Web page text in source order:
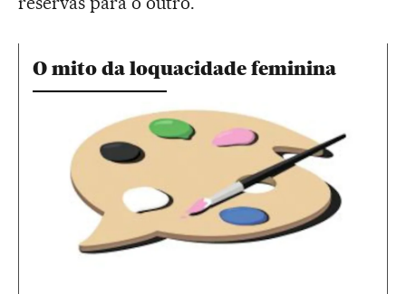
O mito da loquacidade feminina